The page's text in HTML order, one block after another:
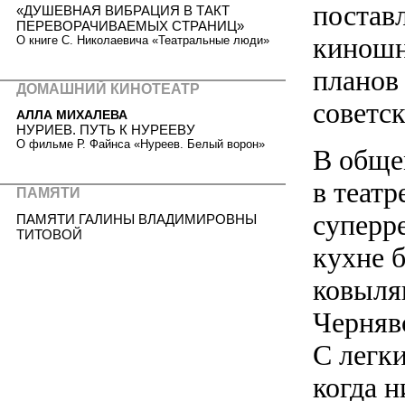
В
в
кухне
С
когда
«ДУШЕВНАЯ ВИБРАЦИЯ В ТАКТ
ПЕРЕВОРАЧИВАЕМЫХ СТРАНИЦ»
О книге С. Николаевича «Театральные люди»
ДОМАШНИЙ КИНОТЕАТР
АЛЛА МИХАЛЕВА
НУРИЕВ. ПУТЬ К НУРЕЕВУ
О фильме Р. Файнса «Нуреев. Белый ворон»
ПАМЯТИ
ПАМЯТИ ГАЛИНЫ ВЛАДИМИРОВНЫ
ТИТОВОЙ